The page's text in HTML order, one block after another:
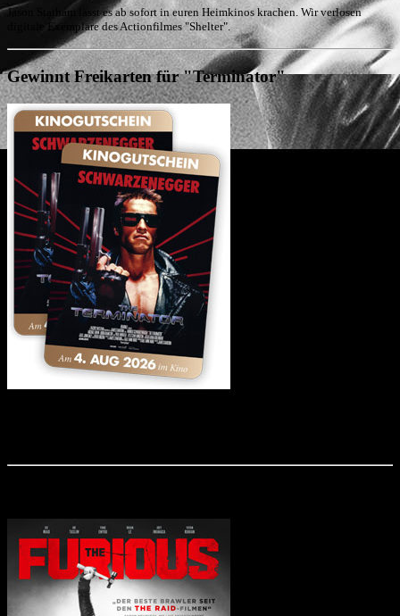
Jason Statham lässt es ab sofort in euren Heimkinos krachen. Wir verlosen
digitale Exemplare des Actionfilmes "Shelter".
Gewinnt Freikarten für "Terminator"